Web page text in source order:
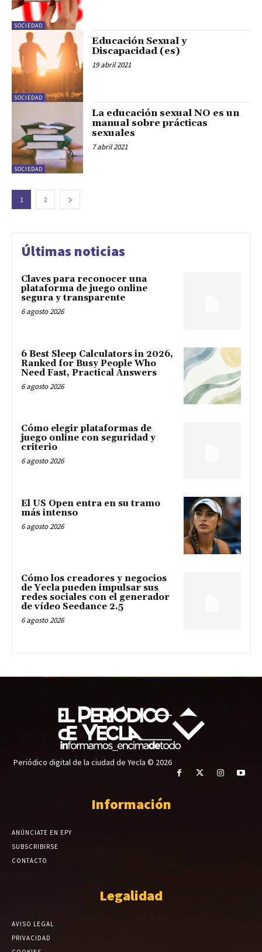
SOCIEDAD
SOCIEDAD
Educación Sexual y
Discapacidad (es)
19 abril 2021
SOCIEDAD
La educación sexual NO es un
manual sobre prácticas
sexuales
7 abril 2021
1 2
Últimas noticias
Claves para reconocer una
plataforma de juego online
segura y transparente
6 agosto 2026
6 Best Sleep Calculators in 2026,
Ranked for Busy People Who
Need Fast, Practical Answers
6 agosto 2026
Cómo elegir plataformas de
juego online con seguridad y
criterio
6 agosto 2026
El US Open entra en su tramo
más intenso
6 agosto 2026
Cómo los creadores y negocios
de Yecla pueden impulsar sus
redes sociales con el generador
de vídeo Seedance 2.5
6 agosto 2026
Periódico digital de la ciudad de Yecla © 2026
Información
ANÚNCIATE EN EPY
SUBSCRIBIRSE
CONTACTO
Legalidad
AVISO LEGAL
PRIVACIDAD